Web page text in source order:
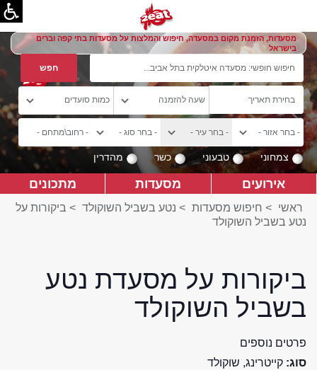
מסעדות, הזמנת מקום במסעדה, חיפוש והמלצות על מסעדות בתי קפה וברים
בישראל
צמחוני טבעוני כשר מהדרין
אירועים מסעדות מתכונים
ראשי > חיפוש מסעדות > נטע בשביל השוקולד > ביקורות על
נטע בשביל השוקולד
ביקורות על מסעדת נטע
בשביל השוקולד
פרטים נוספים
סוג: קייטרינג, שוקולד